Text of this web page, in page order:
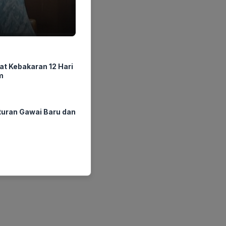
Kebakaran 12 Hari
Gawai Baru dan